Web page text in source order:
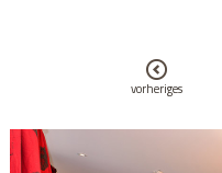
vorheriges